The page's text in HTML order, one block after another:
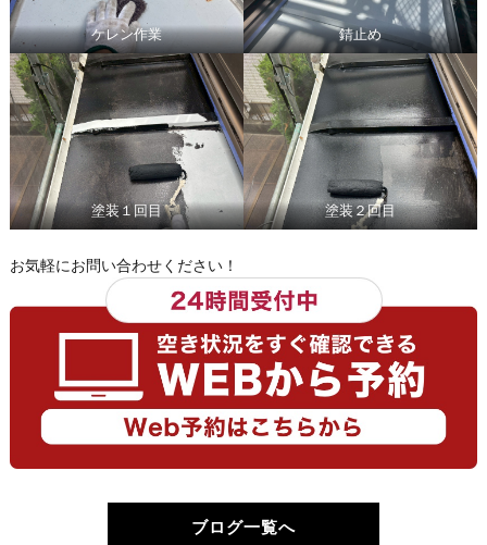
ケレン作業 錆止め
塗装１回目 塗装２回目
お気軽にお問い合わせください！
ブログ一覧へ